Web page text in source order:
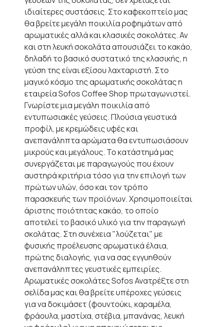
ιδιαίτερες συστάσεις. Στο καφεκοπτείο μας
θα βρείτε μεγάλη ποικιλία ροφημάτων από
αρωματικές αλλά και κλασικές σοκολάτες. Αν
και στη λευκή σοκολάτα απουσιάζει το κακάο,
δηλαδή το βασικό συστατικό της κλασικής, η
γεύση της είναι εξίσου λαχταριστή. Στο
μαγικό κόσμο της αρωματικής σοκολάτας η
εταιρεία Sofos Coffee Shop πρωταγωνιστεί.
Γνωρίστε μια μεγάλη ποικιλία από
εντυπωσιακές γεύσεις. Πλούσια γευστικά
προφίλ, με κρεμώδεις υφές και
ανεπανάληπτα αρώματα θα εντυπωσιάσουν
μικρούς και μεγάλους. Το κατάστημά μας
συνεργάζεται με παραγωγούς που έχουν
αυστηρά κριτήρια τόσο για την επιλογή των
πρώτων υλών, όσο και τον τρόπο
παρασκευής των προϊόνων. Χρησιμοποιείται
άριστης ποιότητας κακάο, το οποίο
αποτελεί το βασικό υλικό για την παραγωγή
σκολάτας. Στη συνέχεια "λούζεται" με
φυσικής προέλευσης αρωματικά έλαια,
πρώτης διαλογής, για να σας εγγυηθούν
ανεπανάληπτες γευστικές εμπειρίες.
Αρωματικές σοκολάτες Sofos Ανατρέξτε στη
σελίδα μας και θα βρείτε υπέροχες γεύσεις
για να δοκιμάσετ (φουντούκι, καραμέλα,
φράουλα, μαστίχα, στέβια, μπανάνας, λευκή